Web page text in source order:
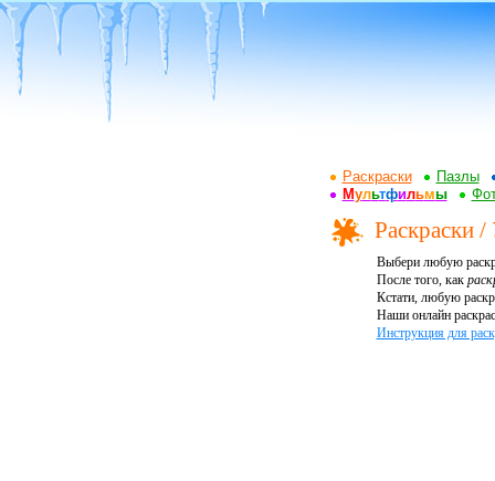
Раскраски
Пазлы
Мультфильмы
Раскраски
Выбери любую
После того, как
Кстати, любую
Наши онлайн
Инструкция для